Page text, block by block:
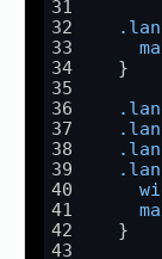
  }
  }